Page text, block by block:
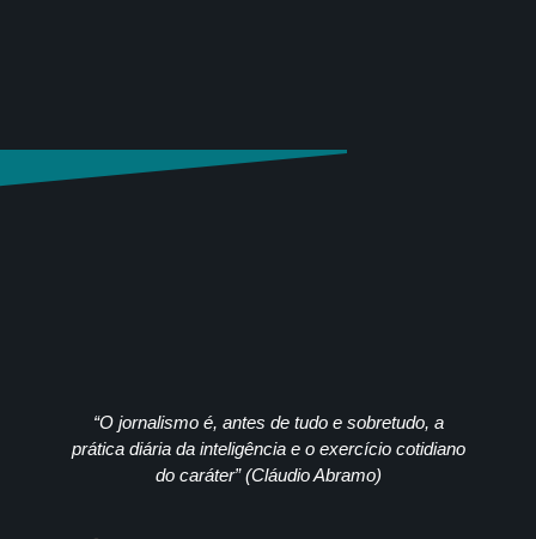
“O jornalismo é, antes de tudo e sobretudo, a
prática diária da inteligência e o exercício cotidiano
do caráter” (Cláudio Abramo)